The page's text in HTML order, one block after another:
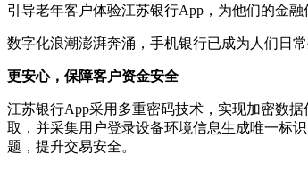
引导老年客户体验江苏银行App，为他们的金融
数字化浪潮澎湃奔涌，手机银行已成为人们日
更安心，保障客户资金安全
江苏银行App采用多重密码技术，实现加密数
取，并采集用户登录设备环境信息生成唯一标
题，提升交易安全。